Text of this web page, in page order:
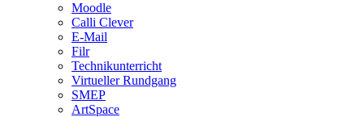
Moodle
Calli Clever
E-Mail
Filr
Technikunterricht
Virtueller Rundgang
SMEP
ArtSpace